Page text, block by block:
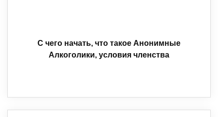
С чего начать, что такое Анонимные
Алкоголики, условия членства